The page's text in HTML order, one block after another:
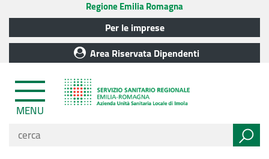
Regione Emilia Romagna
Per le imprese
Area Riservata Dipendenti
MENU